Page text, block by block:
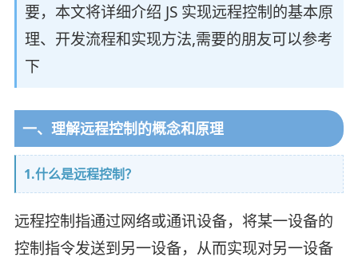
要，本文将详细介绍 JS 实现远程控制的基本原
理、开发流程和实现方法,需要的朋友可以参考
下
一、理解远程控制的概念和原理
1.什么是远程控制？
远程控制指通过网络或通讯设备，将某一设备的
控制指令发送到另一设备，从而实现对另一设备